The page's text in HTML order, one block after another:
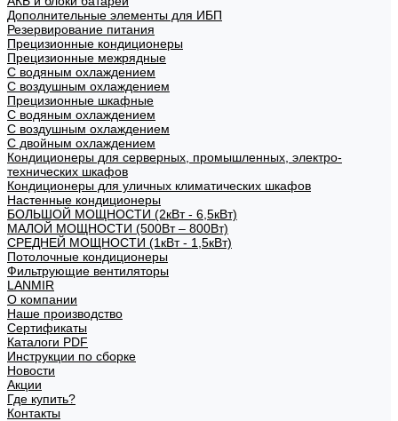
Дополнительные элементы для ИБП
Резервирование питания
Прецизионные кондиционеры
Прецизионные межрядные
С водяным охлаждением
С воздушным охлаждением
Прецизионные шкафные
С водяным охлаждением
С воздушным охлаждением
С двойным охлаждением
Кондиционеры для серверных, промышленных, электро-
технических шкафов
Кондиционеры для уличных климатических шкафов
Настенные кондиционеры
БОЛЬШОЙ МОЩНОСТИ (2кВт - 6,5кВт)
МАЛОЙ МОЩНОСТИ (500Вт – 800Вт)
СРЕДНЕЙ МОЩНОСТИ (1кВт - 1,5кВт)
Потолочные кондиционеры
Фильтрующие вентиляторы
LANMIR
О компании
Наше производство
Сертификаты
Каталоги PDF
Инструкции по сборке
Новости
Акции
Где купить?
Контакты